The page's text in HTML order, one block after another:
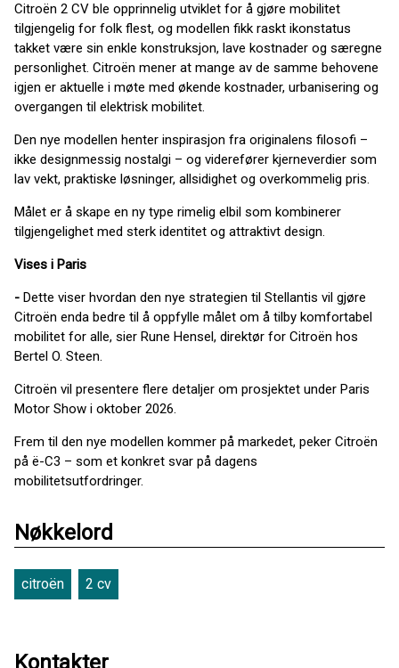
Citroën 2 CV ble opprinnelig utviklet for å gjøre mobilitet
tilgjengelig for folk flest, og modellen fikk raskt ikonstatus
takket være sin enkle konstruksjon, lave kostnader og særegne
personlighet. Citroën mener at mange av de samme behovene
igjen er aktuelle i møte med økende kostnader, urbanisering og
overgangen til elektrisk mobilitet.
Den nye modellen henter inspirasjon fra originalens filosofi –
ikke designmessig nostalgi – og viderefører kjerneverdier som
lav vekt, praktiske løsninger, allsidighet og overkommelig pris.
Målet er å skape en ny type rimelig elbil som kombinerer
tilgjengelighet med sterk identitet og attraktivt design.
Vises i Paris
- Dette viser hvordan den nye strategien til Stellantis vil gjøre
Citroën enda bedre til å oppfylle målet om å tilby komfortabel
mobilitet for alle, sier Rune Hensel, direktør for Citroën hos
Bertel O. Steen.
Citroën vil presentere flere detaljer om prosjektet under Paris
Motor Show i oktober 2026.
Frem til den nye modellen kommer på markedet, peker Citroën
på ë-C3 – som et konkret svar på dagens
mobilitetsutfordringer.
Nøkkelord
citroën 2 cv
Kontakter